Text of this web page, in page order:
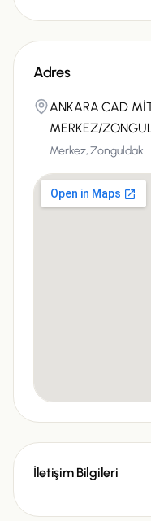
Adres
ANKARA CAD
MERKEZ/
Merkez,Zonguldak
İletişim Bilgileri